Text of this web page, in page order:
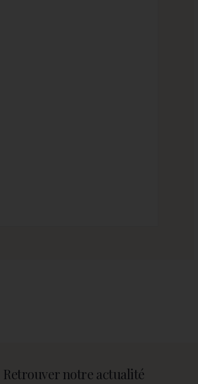
Retrouver notre actualité